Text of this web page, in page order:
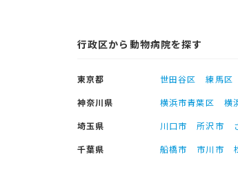
行政区から動物病院を探す
東京都 世田谷区 練馬区
神奈川県
横浜市青葉区 横
埼玉県
川口市 所沢市
千葉県
船橋市 市川市